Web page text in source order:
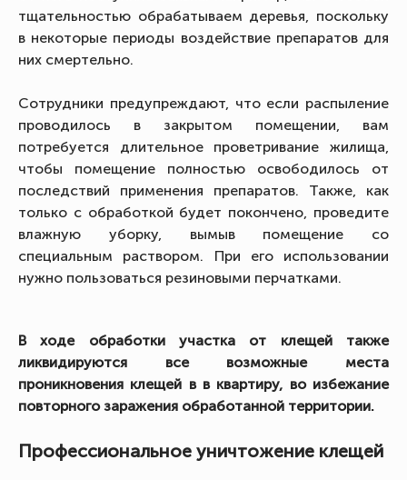
тщательностью обрабатываем деревья, поскольку
в некоторые периоды воздействие препаратов для
них смертельно.
Сотрудники предупреждают, что если распыление
проводилось в закрытом помещении, вам
потребуется длительное проветривание жилища,
чтобы помещение полностью освободилось от
последствий применения препаратов. Также, как
только с обработкой будет покончено, проведите
влажную уборку, вымыв помещение со
специальным раствором. При его использовании
нужно пользоваться резиновыми перчатками.
В ходе обработки участка от клещей также
ликвидируются все возможные места
проникновения клещей в в квартиру, во избежание
повторного заражения обработанной территории.
Профессиональное уничтожение клещей